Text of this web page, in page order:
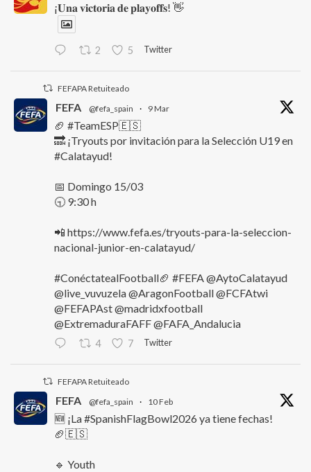
¡𝐔𝐧𝐚 𝐯𝐢𝐜𝐭𝐨𝐫𝐢𝐚 𝐝𝐞 𝐩𝐥𝐚𝐲𝐨𝐟𝐟𝐬! 👋
2 5 Twitter
FEFAPA Retuiteado
FEFA @fefa_spain · 9 Mar
🏈 #TeamESP🇪🇸
🔜 ¡Tryouts por invitación para la Selección U19 en
#Calatayud!
📅 Domingo 15/03
🕤 9:30 h
📲 https://www.fefa.es/tryouts-para-la-seleccion-
nacional-junior-en-calatayud/
#ConéctatealFootball🏈 #FEFA @AytoCalatayud
@live_vuvuzela @AragonFootball @FCFAtwi
@FEFAPAst @madridxfootball
@ExtremaduraFAFF @FAFA_Andalucia
4 7 Twitter
FEFAPA Retuiteado
FEFA @fefa_spain · 10 Feb
🆕 ¡La #SpanishFlagBowl2026 ya tiene fechas!
🏈🇪🇸
🔹 Youth